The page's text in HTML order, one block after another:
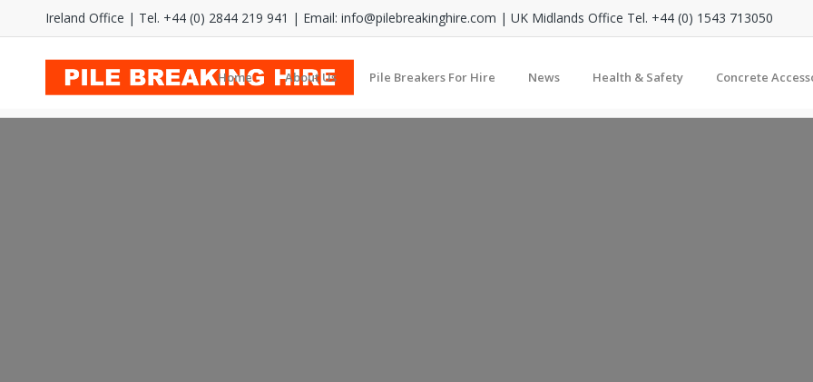
Ireland Office | Tel. +44 (0) 2844 219 941 | Email: info@pilebreakinghire.com | UK Midlands Office Tel. +44 (0) 1543 713050
Home About Us Pile Breakers For Hire News Health & Safety Concrete